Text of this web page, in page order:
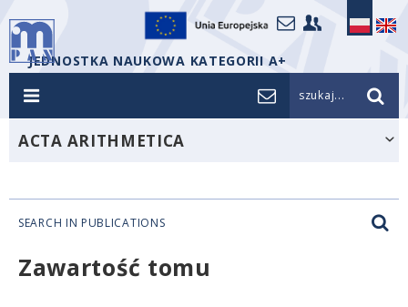
JEDNOSTKA NAUKOWA KATEGORII A+
szukaj...
ACTA ARITHMETICA
SEARCH IN PUBLICATIONS
Zawartość tomu